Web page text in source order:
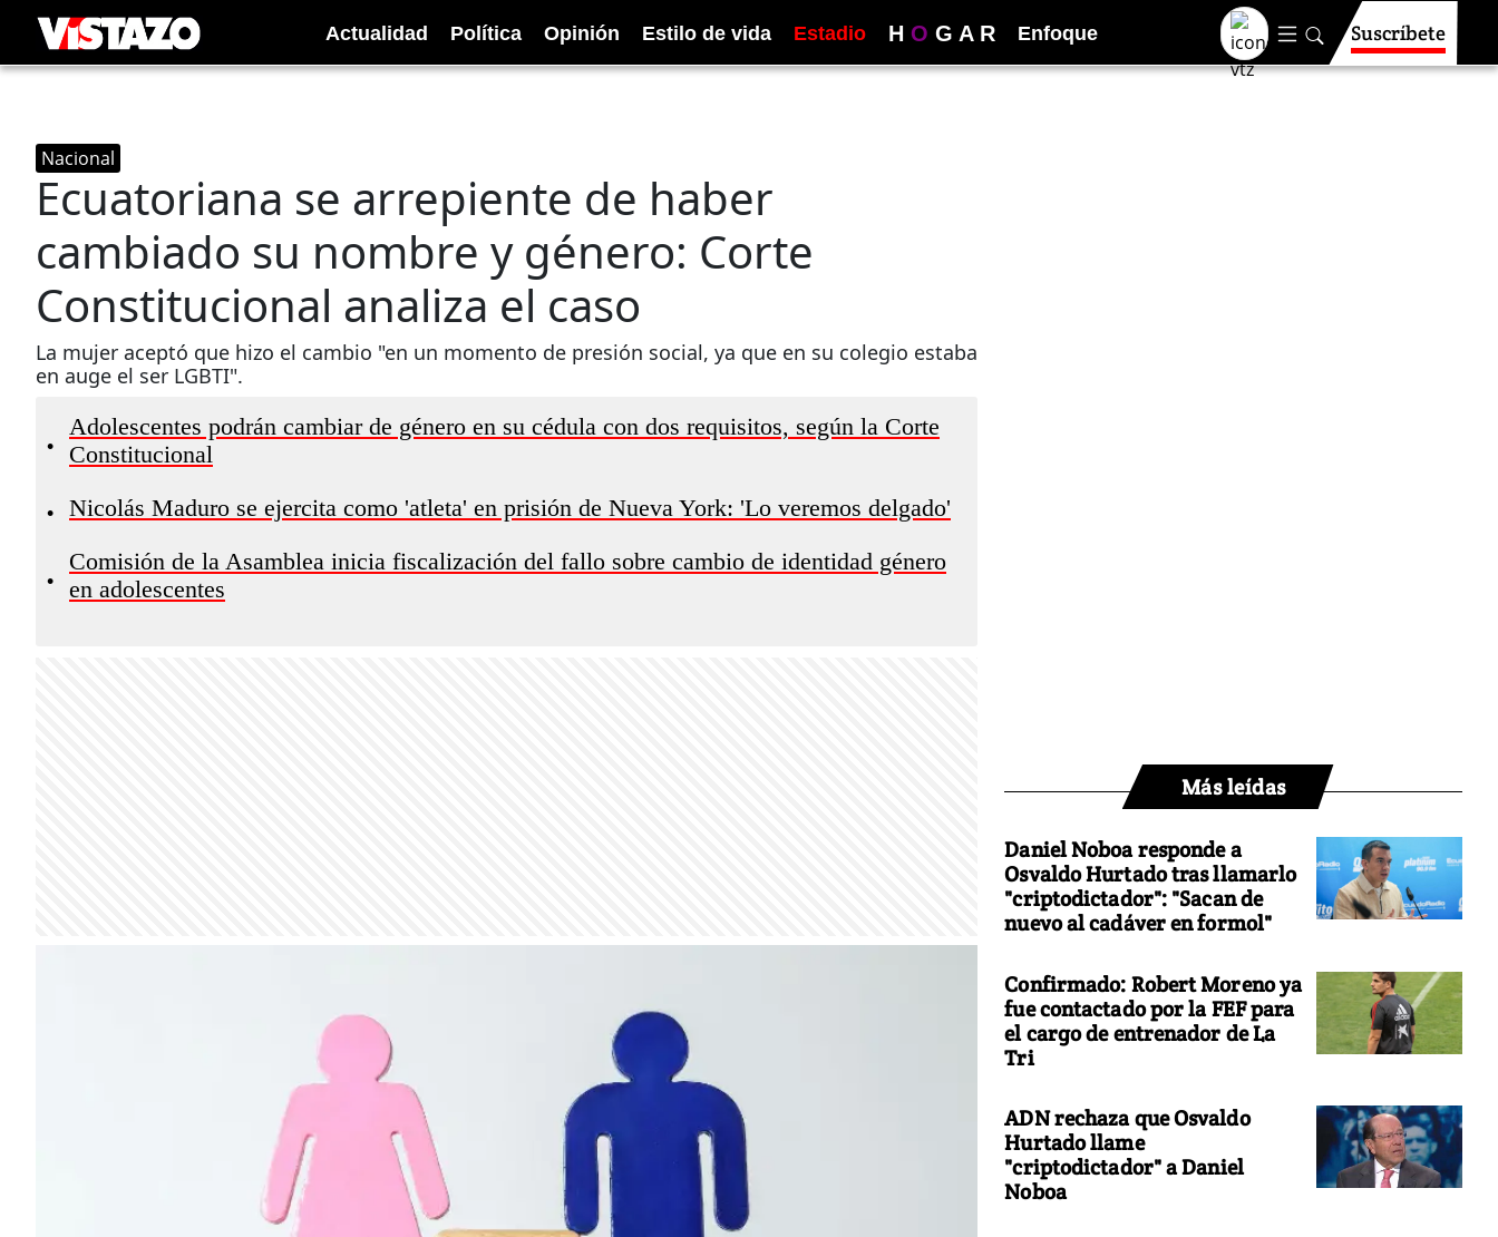
Actualidad Política Opinión Estilo de vida Estadio H O G A R Enfoque Suscríbete
Nacional
Ecuatoriana se arrepiente de haber
cambiado su nombre y género: Corte
Constitucional analiza el caso
La mujer aceptó que hizo el cambio "en un momento de presión social, ya que en su colegio estaba
en auge el ser LGBTI".
•
Adolescentes podrán cambiar de género en su cédula con dos requisitos, según la Corte
Constitucional
• Nicolás Maduro se ejercita como 'atleta' en prisión de Nueva York: 'Lo veremos delgado'
•
Comisión de la Asamblea inicia fiscalización del fallo sobre cambio de identidad género
en adolescentes
Más leídas
Daniel Noboa responde a
Osvaldo Hurtado tras llamarlo
"criptodictador": "Sacan de
nuevo al cadáver en formol"
Confirmado: Robert Moreno ya
fue contactado por la FEF para
el cargo de entrenador de La
Tri
ADN rechaza que Osvaldo
Hurtado llame
"criptodictador" a Daniel
Noboa